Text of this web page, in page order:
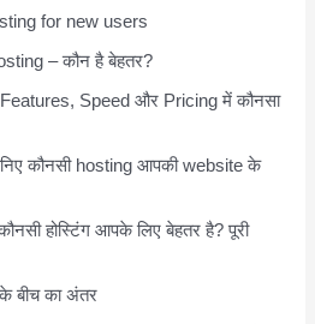
for new users
– कौन है बेहतर?
Speed और Pricing में कौनसा
कौनसी hosting आपकी website के
होस्टिंग आपके लिए बेहतर है? पूरी
बीच का अंतर